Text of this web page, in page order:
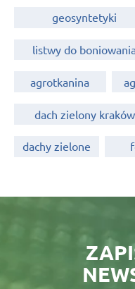
geosyntetyki
listwy do
agrotkanina
dach zielony kraków
dachy zielone